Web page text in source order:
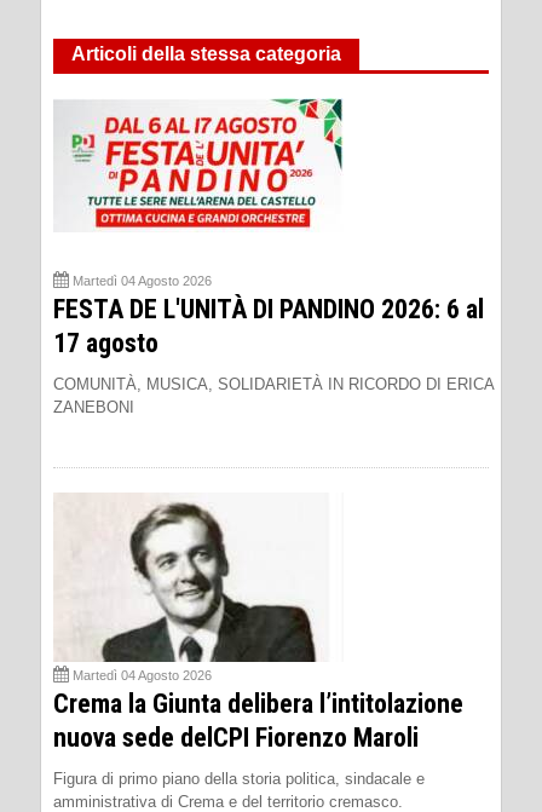
Articoli della stessa categoria
Martedì 04 Agosto 2026
FESTA DE L'UNITÀ DI PANDINO 2026: 6 al
17 agosto
COMUNITÀ, MUSICA, SOLIDARIETÀ IN RICORDO DI ERICA
ZANEBONI
Martedì 04 Agosto 2026
Crema la Giunta delibera l’intitolazione
nuova sede delCPI Fiorenzo Maroli
Figura di primo piano della storia politica, sindacale e
amministrativa di Crema e del territorio cremasco.